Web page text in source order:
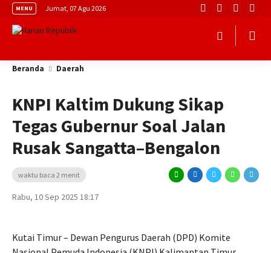
MENU Jumat, 07 Agu 2026
Beranda Daerah
KNPI Kaltim Dukung Sikap
Tegas Gubernur Soal Jalan
Rusak Sangatta–Bengalon
waktu baca 2 menit
Rabu, 10 Sep 2025 18:17
Kutai Timur – Dewan Pengurus Daerah (DPD) Komite